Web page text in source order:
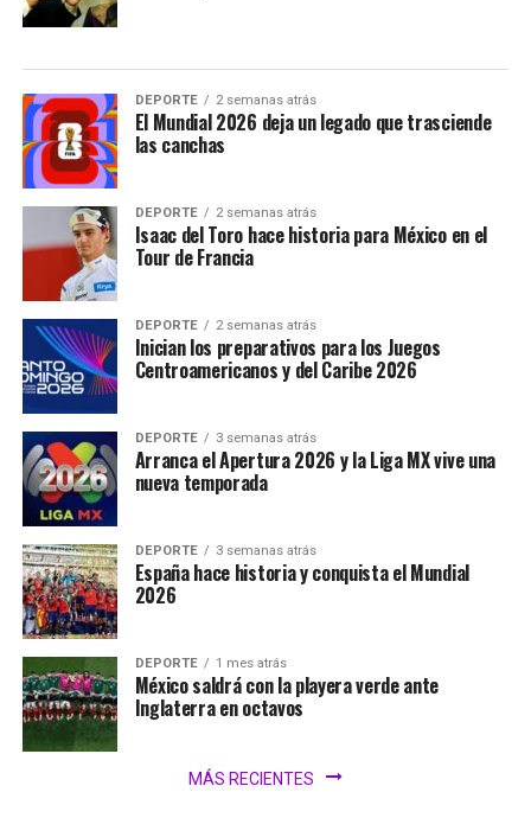
DEPORTE 2 semanas atrás
El Mundial 2026 deja un legado que trasciende
las canchas
DEPORTE 2 semanas atrás
Isaac del Toro hace historia para México en el
Tour de Francia
DEPORTE 2 semanas atrás
Inician los preparativos para los Juegos
Centroamericanos y del Caribe 2026
DEPORTE 3 semanas atrás
Arranca el Apertura 2026 y la Liga MX vive una
nueva temporada
DEPORTE 3 semanas atrás
España hace historia y conquista el Mundial
2026
DEPORTE 1 mes atrás
México saldrá con la playera verde ante
Inglaterra en octavos
MÁS RECIENTES